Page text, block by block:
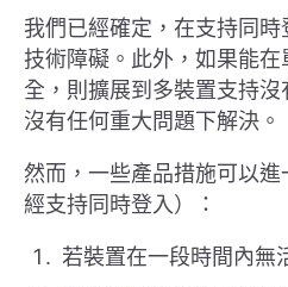
我們已經確定，在支持同
技術障礙。此外，如果能
全，則擴展到多裝置支持
沒有任何重大問題下解決。
然而，一些產品措施可以
經支持同時登入）：
若裝置在一段時間內無